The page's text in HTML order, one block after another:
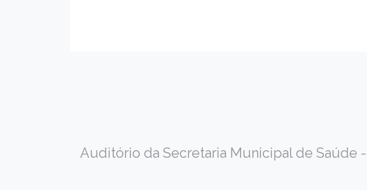
Auditório da Secretaria Municipal de Saúde